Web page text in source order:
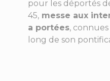
pour les déportés
45, messe aux
a portées,
long de son